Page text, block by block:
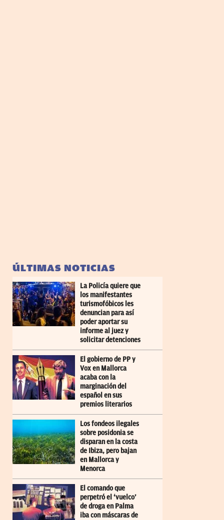
ÚLTIMAS NOTICIAS
La Policía quiere que
los manifestantes
turismofóbicos les
denuncian para así
poder aportar su
informe al juez y
solicitar detenciones
El gobierno de PP y
Vox en Mallorca
acaba con la
marginación del
español en sus
premios literarios
Los fondeos ilegales
sobre posidonia se
disparan en la costa
de Ibiza, pero bajan
en Mallorca y
Menorca
El comando que
perpetró el ‘vuelco’
de droga en Palma
iba con máscaras de